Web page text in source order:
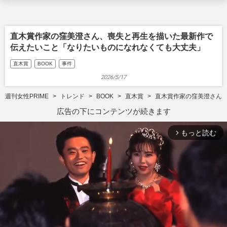
直木賞作家の窪美澄さん、喪失と再生を描いた最新作で
伝えたいこと「なりたいものになれなくても大丈夫」
直木賞 BOOK 事件
2026/5/17
週刊女性PRIME トレンド BOOK 直木賞 直木賞作家の窪美澄さん
広告の下にコンテンツが続きます
arrow_forward_ios もっと読む